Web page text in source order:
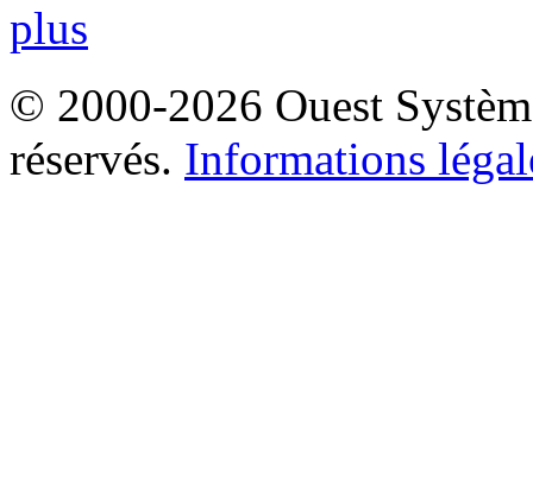
plus
© 2000-2026 Ouest
réservés. Informations